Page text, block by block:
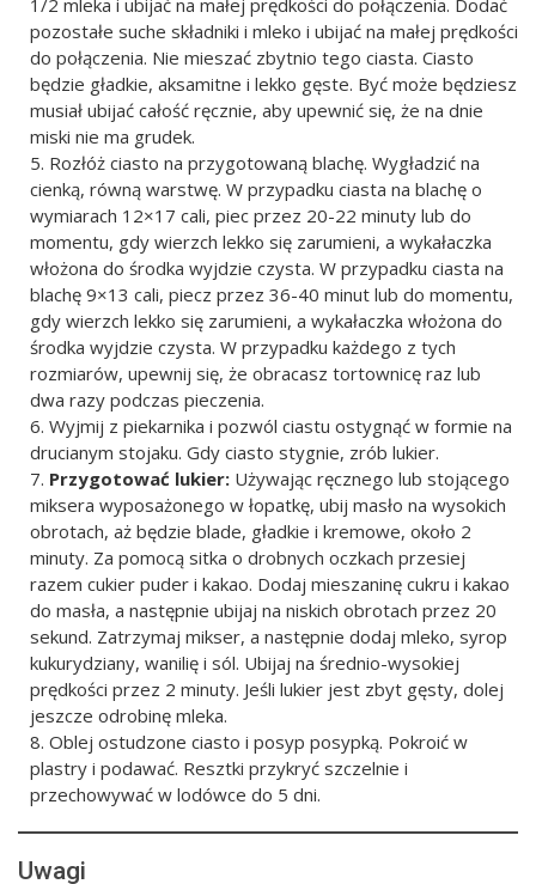
pozostałe suche składniki i mleko i ubijać na małej prędkości
do połączenia. Nie mieszać zbytnio tego ciasta. Ciasto
będzie gładkie, aksamitne i lekko gęste. Być może będziesz
musiał ubijać całość ręcznie, aby upewnić się, że na dnie
miski nie ma grudek.
Rozłóż ciasto na przygotowaną blachę. Wygładzić na
cienką, równą warstwę. W przypadku ciasta na blachę o
wymiarach 12×17 cali, piec przez 20-22 minuty lub do
momentu, gdy wierzch lekko się zarumieni, a wykałaczka
włożona do środka wyjdzie czysta. W przypadku ciasta na
blachę 9×13 cali, piecz przez 36-40 minut lub do momentu,
gdy wierzch lekko się zarumieni, a wykałaczka włożona do
środka wyjdzie czysta. W przypadku każdego z tych
rozmiarów, upewnij się, że obracasz tortownicę raz lub
dwa razy podczas pieczenia.
Wyjmij z piekarnika i pozwól ciastu ostygnąć w formie na
drucianym stojaku. Gdy ciasto stygnie, zrób lukier.
Przygotować lukier: Używając ręcznego lub stojącego
miksera wyposażonego w łopatkę, ubij masło na wysokich
obrotach, aż będzie blade, gładkie i kremowe, około 2
minuty. Za pomocą sitka o drobnych oczkach przesiej
razem cukier puder i kakao. Dodaj mieszaninę cukru i kakao
do masła, a następnie ubijaj na niskich obrotach przez 20
sekund. Zatrzymaj mikser, a następnie dodaj mleko, syrop
kukurydziany, wanilię i sól. Ubijaj na średnio-wysokiej
prędkości przez 2 minuty. Jeśli lukier jest zbyt gęsty, dolej
jeszcze odrobinę mleka.
Oblej ostudzone ciasto i posyp posypką. Pokroić w
plastry i podawać. Resztki przykryć szczelnie i
przechowywać w lodówce do 5 dni.
Uwagi